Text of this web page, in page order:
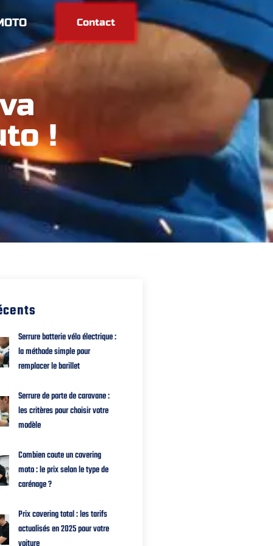
Contact
!
Serrure batterie vélo électrique :
la méthode simple pour
remplacer le barillet
Serrure de porte de caravane :
les critères pour choisir votre
modèle
Combien coute un covering
moto : le prix selon le type de
carénage ?
Prix covering total : les tarifs
actualisés en 2025 pour votre